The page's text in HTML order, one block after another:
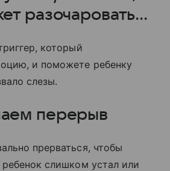
разочаровать...
который
и поможете ребенку
слезы.
перерыв
прерваться, чтобы
слишком устал или